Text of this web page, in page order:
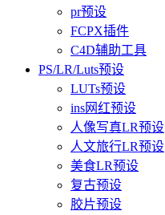
pr预设
FCPX插件
C4D辅助工具
PS/LR/Luts预设
LUTs预设
ins网红预设
人像写真LR预设
人文旅行LR预设
美食LR预设
复古预设
胶片预设